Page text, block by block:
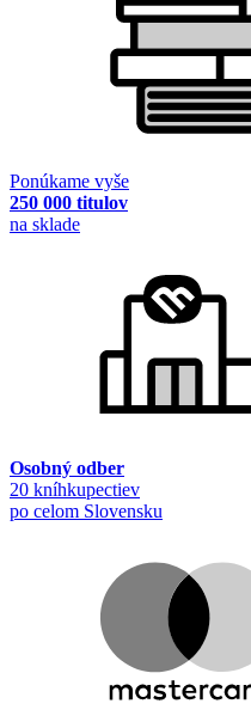
Ponúkame vyše
250 000 titulov
na sklade
Osobný odber
20 kníhkupectiev
po celom Slovensku